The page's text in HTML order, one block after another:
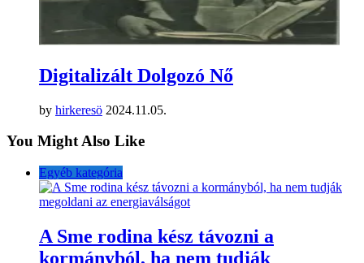
Digitalizált Dolgozó Nő
by hirkeresö 2024.11.05.
You Might Also Like
Egyéb kategória
A Sme rodina kész távozni a
kormányból, ha nem tudják